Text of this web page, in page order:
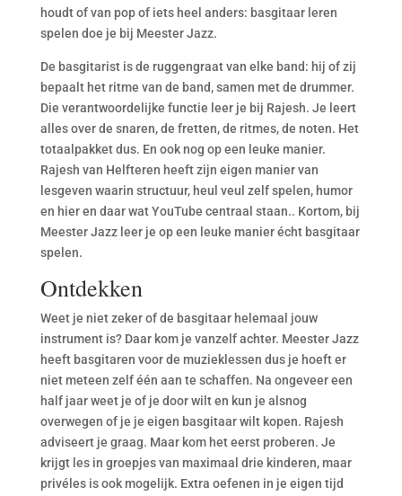
houdt of van pop of iets heel anders: basgitaar leren
spelen doe je bij Meester Jazz.
De basgitarist is de ruggengraat van elke band: hij of zij
bepaalt het ritme van de band, samen met de drummer.
Die verantwoordelijke functie leer je bij Rajesh. Je leert
alles over de snaren, de fretten, de ritmes, de noten. Het
totaalpakket dus. En ook nog op een leuke manier.
Rajesh van Helfteren heeft zijn eigen manier van
lesgeven waarin structuur, heul veul zelf spelen, humor
en hier en daar wat YouTube centraal staan.. Kortom, bij
Meester Jazz leer je op een leuke manier écht basgitaar
spelen.
Ontdekken
Weet je niet zeker of de basgitaar helemaal jouw
instrument is? Daar kom je vanzelf achter. Meester Jazz
heeft basgitaren voor de muzieklessen dus je hoeft er
niet meteen zelf één aan te schaffen. Na ongeveer een
half jaar weet je of je door wilt en kun je alsnog
overwegen of je je eigen basgitaar wilt kopen. Rajesh
adviseert je graag. Maar kom het eerst proberen. Je
krijgt les in groepjes van maximaal drie kinderen, maar
privéles is ook mogelijk. Extra oefenen in je eigen tijd